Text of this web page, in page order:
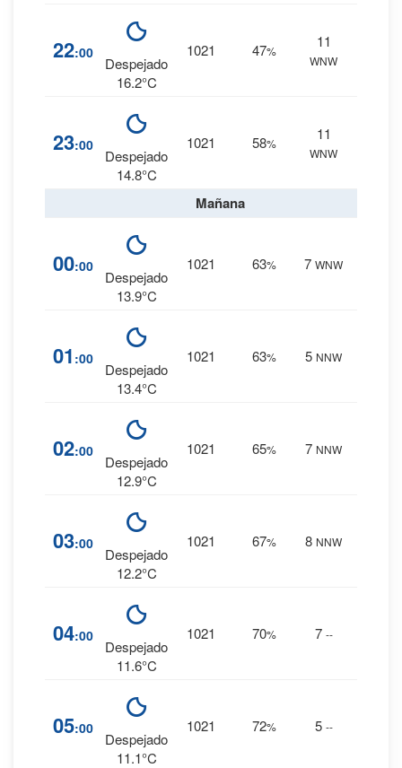
22:00
Despejado
16.2°C
1021 47%
11
WNW
23:00
Despejado
14.8°C
1021 58%
11
WNW
Mañana
00:00
Despejado
13.9°C
1021 63% 7 WNW
01 :00
Despejado
13.4°C
1021 63% 5 NNW
02:00
Despejado
12.9°C
1021 65% 7 NNW
03:00
Despejado
12.2°C
1021 67% 8 NNW
04:00
Despejado
11.6°C
1021 70% 7 --
05:00
Despejado
11.1°C
1021 72% 5 --